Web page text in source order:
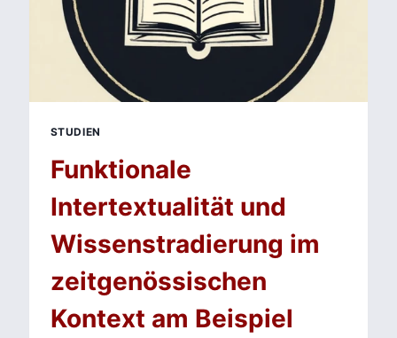
STUDIEN
Funktionale
Intertextualität und
Wissenstradierung im
zeitgenössischen
Kontext am Beispiel